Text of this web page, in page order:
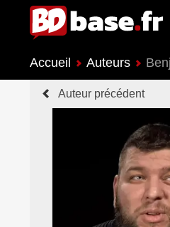
Accueil Auteurs
Auteur précédent